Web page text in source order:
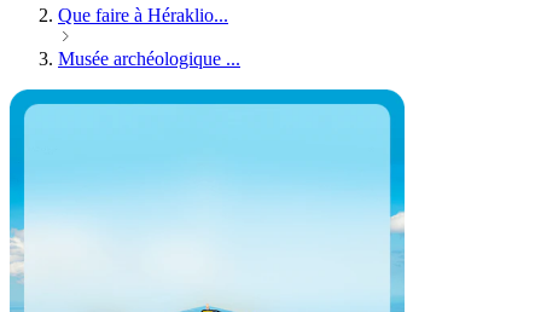
Que faire à Héraklio...
Musée archéologique ...